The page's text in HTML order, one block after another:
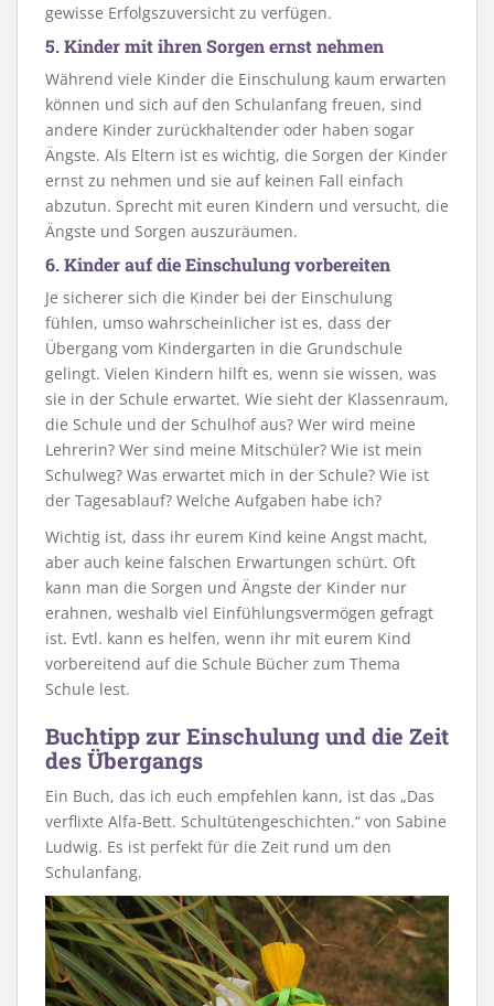
gewisse Erfolgszuversicht zu verfügen.
5. Kinder mit ihren Sorgen ernst nehmen
Während viele Kinder die Einschulung kaum erwarten
können und sich auf den Schulanfang freuen, sind
andere Kinder zurückhaltender oder haben sogar
Ängste. Als Eltern ist es wichtig, die Sorgen der Kinder
ernst zu nehmen und sie auf keinen Fall einfach
abzutun. Sprecht mit euren Kindern und versucht, die
Ängste und Sorgen auszuräumen.
6. Kinder auf die Einschulung vorbereiten
Je sicherer sich die Kinder bei der Einschulung
fühlen, umso wahrscheinlicher ist es, dass der
Übergang vom Kindergarten in die Grundschule
gelingt. Vielen Kindern hilft es, wenn sie wissen, was
sie in der Schule erwartet. Wie sieht der Klassenraum,
die Schule und der Schulhof aus? Wer wird meine
Lehrerin? Wer sind meine Mitschüler? Wie ist mein
Schulweg? Was erwartet mich in der Schule? Wie ist
der Tagesablauf? Welche Aufgaben habe ich?
Wichtig ist, dass ihr eurem Kind keine Angst macht,
aber auch keine falschen Erwartungen schürt. Oft
kann man die Sorgen und Ängste der Kinder nur
erahnen, weshalb viel Einfühlungsvermögen gefragt
ist. Evtl. kann es helfen, wenn ihr mit eurem Kind
vorbereitend auf die Schule Bücher zum Thema
Schule lest.
Buchtipp zur Einschulung und die Zeit
des Übergangs
Ein Buch, das ich euch empfehlen kann, ist das „Das
verflixte Alfa-Bett. Schultütengeschichten.“ von Sabine
Ludwig. Es ist perfekt für die Zeit rund um den
Schulanfang.